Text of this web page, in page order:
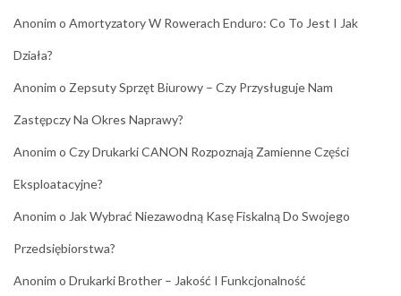
Anonim o Amortyzatory W Rowerach Enduro: Co To Jest I Jak
Działa?
Anonim o Zepsuty Sprzęt Biurowy – Czy Przysługuje Nam
Zastępczy Na Okres Naprawy?
Anonim o Czy Drukarki CANON Rozpoznają Zamienne Części
Eksploatacyjne?
Anonim o Jak Wybrać Niezawodną Kasę Fiskalną Do Swojego
Przedsiębiorstwa?
Anonim o Drukarki Brother – Jakość I Funkcjonalność